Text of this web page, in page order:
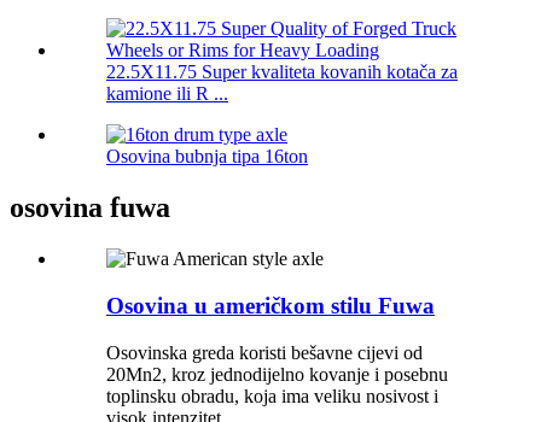
22.5X11.75 Super kvaliteta kovanih kotača za
kamione ili R ...
Osovina bubnja tipa 16ton
osovina fuwa
Osovina u američkom stilu Fuwa
Osovinska greda koristi bešavne cijevi od
20Mn2, kroz jednodijelno kovanje i posebnu
toplinsku obradu, koja ima veliku nosivost i
visok intenzitet.